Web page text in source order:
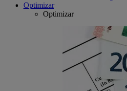
Optimizar
Optimizar